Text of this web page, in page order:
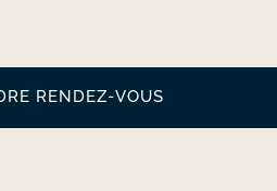
RENDEZ-VOUS